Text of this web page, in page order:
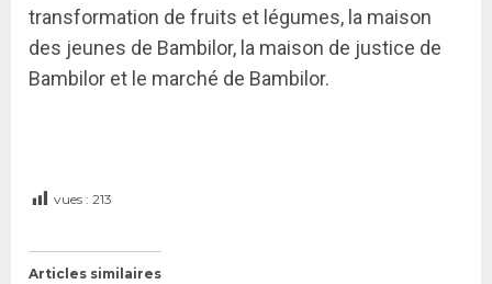
transformation de fruits et légumes, la maison
des jeunes de Bambilor, la maison de justice de
Bambilor et le marché de Bambilor.
vues : 213
Articles similaires